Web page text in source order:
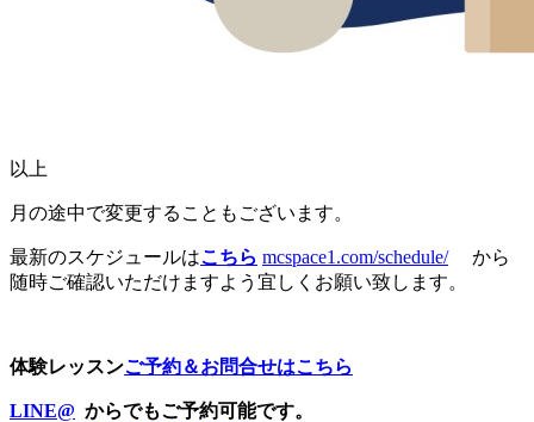
以上
月の途中で変更することもございます。
最新のスケジュールはこちら mcspace1.com/schedule/から
随時ご確認いただけますよう宜しくお願い致します。
体験レッスンご予約＆お問合せはこちら
LINE@ からでもご予約可能です。